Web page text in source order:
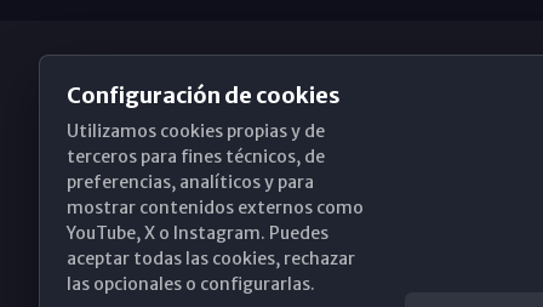
Obispado de Málaga
Santa María, 18-20. 29015 Málaga
(+34) 952 224 386
Configuración de cookies
Utilizamos cookies propias y de
terceros para fines técnicos, de
preferencias, analíticos y para
mostrar contenidos externos como
YouTube, X o Instagram. Puedes
aceptar todas las cookies, rechazar
las opcionales o configurarlas.